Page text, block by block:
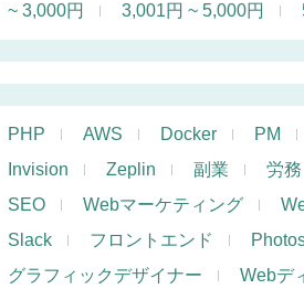
~ 3,000円 3,001円 ~ 5,000円
PHP AWS Docker PM
Invision
Zeplin 副業 労務
SEO
Webマーケティング
Slack
フロントエンド
グラフィックデザイナー
Webデ